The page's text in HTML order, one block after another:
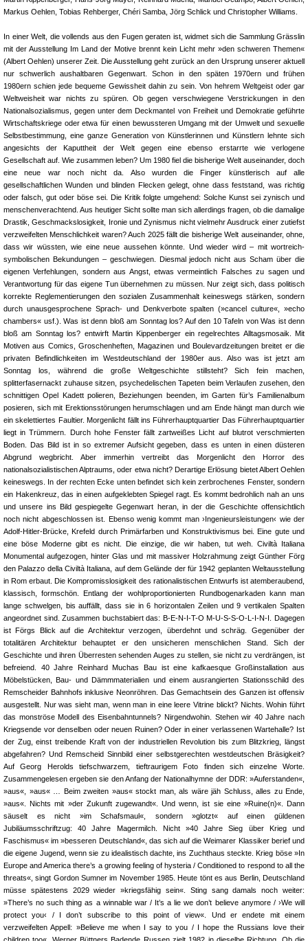
Markus Oehlen, Tobias Rehberger, Chéri Samba, Jörg Schlick und Christopher Williams.
In einer Welt, die vollends aus den Fugen geraten ist, widmet sich die Sammlung Grässlin mit der Ausstellung Im Land der Motive brennt kein Licht mehr »den schweren Themen« (Albert Oehlen) unserer Zeit. Die Ausstellung geht zurück an den Ursprung unserer aktuell nur schwerlich aushaltbaren Gegenwart. Schon in den späten 1970ern und frühen 1980ern schien jede bequeme Gewissheit dahin zu sein. Von hehrem Weltgeist oder gar Weltweisheit war nichts zu spüren. Ob gegen verschwiegene Verstrickungen in den Nationalsozialismus, gegen unter dem Deckmantel von Freiheit und Demokratie geführte Wirtschaftskriege oder etwa für einen bewussteren Umgang mit der Umwelt und sexuelle Selbstbestimmung, eine ganze Generation von Künstlerinnen und Künstlern lehnte sich angesichts der Kaputtheit der Welt gegen eine ebenso erstarrte wie verlogene Gesellschaft auf. Wie zusammen leben? Um 1980 fiel die bisherige Welt auseinander, doch eine neue war noch nicht da. Also wurden die Finger künstlerisch auf alle gesellschaftlichen Wunden und blinden Flecken gelegt, ohne dass feststand, was richtig oder falsch, gut oder böse sei. Die Kritik folgte umgehend: Solche Kunst sei zynisch und menschenverachtend. Aus heutiger Sicht sollte man sich allerdings fragen, ob die damalige Drastik, Geschmackslosigkeit, Ironie und Zynismus nicht vielmehr Ausdruck einer zutiefst verzweifelten Menschlichkeit waren? Auch 2025 fällt die bisherige Welt auseinander, ohne, dass wir wüssten, wie eine neue aussehen könnte. Und wieder wird – mit wortreich-symbolischen Bekundungen – geschwiegen. Diesmal jedoch nicht aus Scham über die eigenen Verfehlungen, sondern aus Angst, etwas vermeintlich Falsches zu sagen und Verantwortung für das eigene Tun übernehmen zu müssen. Nur zeigt sich, dass politisch korrekte Reglementierungen den sozialen Zusammenhalt keineswegs stärken, sondern durch unausgesprochene Sprach- und Denkverbote spalten (»cancel culture«, »echo chambers« usf.). Was ist denn bloß am Sonntag los? Auf den 10 Tafeln von Was ist denn bloß am Sonntag los? entwirft Martin Kippenberger ein regelrechtes Alltagsmosaik. Mit Motiven aus Comics, Groschenheften, Magazinen und Boulevardzeitungen breitet er die privaten Befindlichkeiten im Westdeutschland der 1980er aus. Also was ist jetzt am Sonntag los, während die große Weltgeschichte stillsteht? Sich fein machen, splitterfasernackt zuhause sitzen, psychedelischen Tapeten beim Verlaufen zusehen, den schnittigen Opel Kadett polieren, Beziehungen beenden, im Garten für’s Familienalbum posieren, sich mit Erektionsstörungen herumschlagen und am Ende hängt man durch wie ein skelettiertes Faultier. Morgenlicht fällt ins Führerhauptquartier Das Führerhauptquartier liegt in Trümmern. Durch hohe Fenster fällt zartweißes Licht auf blutrot verschmierten Boden. Das Bild ist in so extremer Aufsicht gegeben, dass es unten in einen düsteren Abgrund wegbricht. Aber immerhin vertreibt das Morgenlicht den Horror des nationalsozialistischen Alptraums, oder etwa nicht? Derartige Erlösung bietet Albert Oehlen keineswegs. In der rechten Ecke unten befindet sich kein zerbrochenes Fenster, sondern ein Hakenkreuz, das in einen aufgeklebten Spiegel ragt. Es kommt bedrohlich nah an uns und unsere ins Bild gespiegelte Gegenwart heran, in der die Geschichte offensichtlich noch nicht abgeschlossen ist. Ebenso wenig kommt man ›Ingenieursleistungen‹ wie der Adolf-Hitler-Brücke, Krefeld durch Primärfarben und Konstruktivismus bei. Eine gute und eine böse Moderne gibt es nicht. Die einzige, die wir haben, tut weh. Civiltà Italiana Monumental aufgezogen, hinter Glas und mit massiver Holzrahmung zeigt Günther Förg den Palazzo della Civiltà Italiana, auf dem Gelände der für 1942 geplanten Weltausstellung in Rom erbaut. Die Kompromisslosigkeit des rationalistischen Entwurfs ist atemberaubend, klassisch, formschön. Entlang der wohlproportionierten Rundbogenarkaden kann man lange schwelgen, bis auffällt, dass sie in 6 horizontalen Zeilen und 9 vertikalen Spalten angeordnet sind. Zusammen buchstabiert das: B-E-N-I-T-O M-U-S-S-O-L-I-N-I. Dagegen ist Förgs Blick auf die Architektur verzogen, überdehnt und schräg. Gegenüber der totalitären Architektur behauptet er den unsicheren menschlichen Stand. Sich der Geschichte und ihren Überresten sehenden Auges zu stellen, sie nicht zu verdrängen, ist befreiend. 40 Jahre Reinhard Muchas Bau ist eine kafkaesque Großinstallation aus Möbelstücken, Bau- und Dämmmaterialien und einem ausrangierten Stationsschild des Remscheider Bahnhofs inklusive Neonröhren. Das Gemachtsein des Ganzen ist offensiv ausgestellt. Nur was sieht man, wenn man in eine leere Vitrine blickt? Nichts. Wohin führt das monströse Modell des Eisenbahntunnels? Nirgendwohin. Stehen wir 40 Jahre nach Kriegsende vor denselben oder neuen Ruinen? Oder in einer verlassenen Wartehalle? Ist der Zug, einst treibende Kraft von der industriellen Revolution bis zum Blitzkrieg, längst abgefahren? Und Remscheid Sinnbild einer selbstgerechten westdeutschen Bräsigkeit? Auf Georg Herolds tiefschwarzem, tieftraurigem Foto finden sich einzelne Worte. Zusammengelesen ergeben sie den Anfang der Nationalhymne der DDR: »Auferstanden«, »aus«, »aus« … Beim zweiten »aus« stockt man, als wäre jäh Schluss, alles zu Ende, »aus«. Nichts mit »der Zukunft zugewandt«. Und wenn, ist sie eine »Ruine(n)«. Dann säuselt es nicht »im Schafsmaul«, sondern »glotzt« auf einen güldenen Jubiläumsschriftzug: 40 Jahre Magermilch. Nicht »40 Jahre Sieg über Krieg und Faschismus« im »besseren Deutschland«, das sich auf die Weimarer Klassiker berief und die eigene Jugend, wenn sie zu idealistisch dachte, ins Zuchthaus steckte. Krieg böse »In Europe and America there’s a growing feeling of hysteria / Conditioned to respond to all the threats«, singt Gordon Sumner im November 1985. Heute tönt es aus Berlin, Deutschland müsse spätestens 2029 wieder »kriegsfähig sein«. Sting sang damals noch weiter: »There’s no such thing as a winnable war / It’s a lie we don’t believe anymore / ›We will protect you‹ / I don’t subscribe to this point of view«. Und er endete mit einem verzweifelten Appell: »Believe me when I say to you / I hope the Russians love their children too«. Werner Büttners Badende Russen zielt 1982 in dieselbe Richtung. Ob die Rotarmisten nun Befreier oder Unholde waren, kindliche Freude an der sommerlichen Erfrischung hatten sie bestimmt und ihre Kinder genauso lieb. »We share the same biology, regardless of ideology«. In den frühen 1990ern konnte Kippenberger mit seinen Krieg böse-Bildern der nichtbetroffenen Antikriegsbetroffenheit im Westen noch höhnisch ans Bein beziehungsweise den Panzer pinkeln. 20 Jahre danach kommt dem Küken auf Cosmia von Bonins Hochglanzrakete, die es reitet wie Dr. Seltsam die geliebte Bombe, nur noch das Kotzen. Blood and soil Auf der Suche nach alternativen Lebensmodellen, Gesundheit und Glückseligkeit stößt Mike Kelley ebenfalls Anfang der 1990er auf Wilhelm Reichs verstiegene Lehre von der universalen Energie des Orgons, die zu therapeutischen Zwecken in einem eigens entworfenen Akkumulator angereichert werden sollte, um bei den Probanden neurotische Blockaden zu lösen und die »vollständige Entladung aller aufgestauten Sexualerregung« hervorzurufen. Penibel baut Kelley einen DIY-Gartenschuppen zu seinem eigenen Orgonakkumulator um – wie vorgeschrieben mit Stahlblech und Glaswolle ausgekleidet, den besten »Orgonabsorbern«, und, offensichtlich nach einer Vielzahl geglückter Experimente, Bergen von zerknüllten Papiertüchern. Masturbation als äußerste Form der Selbstbestimmung. Die groteske Colema Bank zur Darmentleerung und die 10 Banner, als subkulturelle Provokationen von ›Blut und Boden‹ bis Motörhead für eine Modenschau entworfen, sind ebenso Ausdruck von Kelleys Sehnsucht nach absoluter Entäußerung. Reflux Lux Kai Althoff geht 1998 den genau entgegengesetzten Weg: Absolute Verinnerlichung. In einem kargen, komplett orangen Raum stehen zwei unbenutzte Barhocker, ein laufender Fernseher, ein improvisierter Tisch mit gebrauchtem Geschirr und eine Pickelhaube. Zwei Puppen, eine Frau und ein Mann, liegen oder lehnen teilnahmslos auf dem Boden. Auf einem Papier an der Wand steht ein ausgeblichenes »Nein«. Verweigerung. Angesichts der TV-Dauerbestrahlung und Preußens wiedergängerischer Glorie scheint Reflux Lux eine Art von visuellem Sodbrennen zu sein. Lieber inmitten der Gesellschaft aussteigen, sich berauschen oder einer Depression hingeben, der Welt entsagen, blind werden. Imperiale Backpfeifen Konfrontierte Kippenbergers Südländer sind feuriger den Westen mit den eigenen rassistischen Vorurteilen über die ›exotische‹ Lebensart, hat Manuel Ocampos Tortas Imperiales (Imperial Slap) für die selbstherrliche Anmaßung des globalen Empires nur Spott übrig und eine Backpfeife. Ein weißer Mann mittleren Alters liegt malad und leidend in einem ansehnlich bezogenen Bett. Neben ihm sitzt sein Doktor, ein dressierter Esel mit Anzug, feinem Schuh und Armbanduhr, und misst den Puls. Wie bestellt und nicht abgeholt, steht im Bildvordergrund die krasse Karikatur eines afrikanischen Stammeskriegers, reich geschmückt mit Zahnketten, Schild und Speer sowie einem blauen Reisekoffer. Unverblümt enteignet Ocampo den westlichen Kunstkanon, hier das 40. Blatt aus Goyas Caprichos. Und während der Kulturesel noch darüber grübelt, »De que mal morira? / An welchem Übel wird er wohl sterben?«, scheint sich der Afrikaner nur zu fragen, wie er überhaupt in diese Misere hineingeraten ist. Mit bitterer Ironie stellt sich Chéri Samba der Ambivalenz zwischen den relativen Privilegien eines im Westen anerkannten Künstlers und der kongolesischen Lebensrealität. Zwar ist die sogenannte Zivilisation inzwischen auch in Afrika angekommen, nur Toiletten gibt es immer noch keine: Parcelle sans WC. Als ›kultivierte‹ Person kleidet man sich fortan also westlich, schläft in einem Bett und verrichtet seine Notdurft in einer Schüssel. Eine ungleich subtilere Art zu kolonis